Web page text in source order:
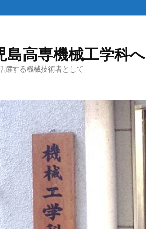
高専機械工学科へ
躍する機械技術者として